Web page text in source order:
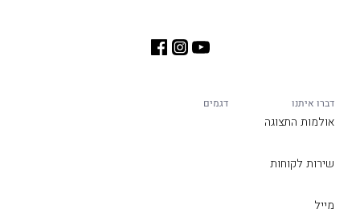
דברו איתנו
אולמות התצוגה
שירות לקוחות
מייל
דגמים